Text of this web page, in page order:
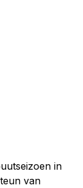
in
van